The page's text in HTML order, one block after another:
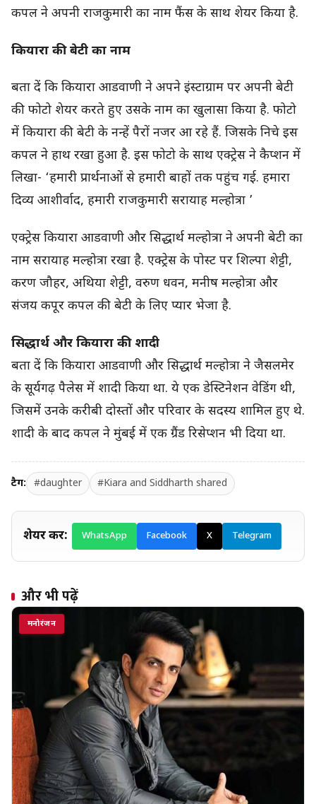
कपल ने अपनी राजकुमारी का नाम फैंस के साथ शेयर किया है.
कियारा की बेटी का नाम
बता दें कि कियारा आडवाणी ने अपने इंस्टाग्राम पर अपनी बेटी
की फोटो शेयर करते हुए उसके नाम का खुलासा किया है. फोटो
में कियारा की बेटी के नन्हें पैरों नजर आ रहे हैं. जिसके निचे इस
कपल ने हाथ रखा हुआ है. इस फोटो के साथ एक्ट्रेस ने कैप्शन में
लिखा- ‘हमारी प्रार्थनाओं से हमारी बाहों तक पहुंच गई. हमारा
दिव्य आशीर्वाद, हमारी राजकुमारी सरायाह मल्होत्रा ’
एक्ट्रेस कियारा आडवाणी और सिद्धार्थ मल्होत्रा ने अपनी बेटी का
नाम सरायाह मल्होत्रा रखा है. एक्ट्रेस के पोस्ट पर शिल्पा शेट्टी,
करण जौहर, अथिया शेट्टी, वरुण धवन, मनीष मल्होत्रा और
संजय कपूर कपल की बेटी के लिए प्यार भेजा है.
सिद्धार्थ और कियारा की शादी
बता दें कि कियारा आडवाणी और सिद्धार्थ मल्होत्रा ने जैसलमेर
के सूर्यगढ़ पैलेस में शादी किया था. ये एक डेस्टिनेशन वेडिंग थी,
जिसमें उनके करीबी दोस्तों और परिवार के सदस्य शामिल हुए थे.
शादी के बाद कपल ने मुंबई में एक ग्रैंड रिसेप्शन भी दिया था.
टैग: #daughter #Kiara and Siddharth shared
शेयर करें: WhatsApp Facebook X Telegram
और भी पढ़ें
मनोरंजन